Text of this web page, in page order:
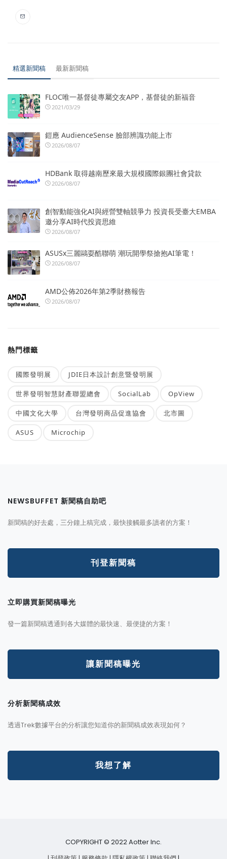
精選新聞稿 最新新聞稿
FLOC唯一基督徒專屬交友APP，基督徒的新福音
2021/03/29
鎧應 AudienceSense 臉部辨識功能上市
2026/08/07
HDBank 取得越南歷來最大規模國際銀團社會貸款
2026/08/07
創智動能強化AI與經營雙軸競爭力 投資長受臺大EMBA
邀分享AI時代投資思維
2026/08/07
ASUSx三麗鷗耍酷聯萌 潮玩開學祭搶抱AI筆電！
2026/08/07
AMD公佈2026年第2季財務報告
2026/08/07
熱門標籤
國際發明展 JDIE日本設計創意暨發明展
世界發明智慧財產聯盟總會 SocialLab OpView
中國文化大學 台灣發明商品促進協會 北市圖
ASUS Microchip
NEWSBUFFET 新聞稿自助吧
新聞稿的好去處，三分鐘上稿完成，最快接觸最多讀者的方案！
刊登新聞稿
立即購買新聞稿曝光
發一篇新聞稿透通到各大媒體的最快速、最便捷的方案！
讓新聞稿曝光
分析新聞稿成效
透過Trek數據平台的分析讓您知道你的新聞稿成效表現如何？
我想了解
COPYRIGHT © 2022 Aotter Inc.